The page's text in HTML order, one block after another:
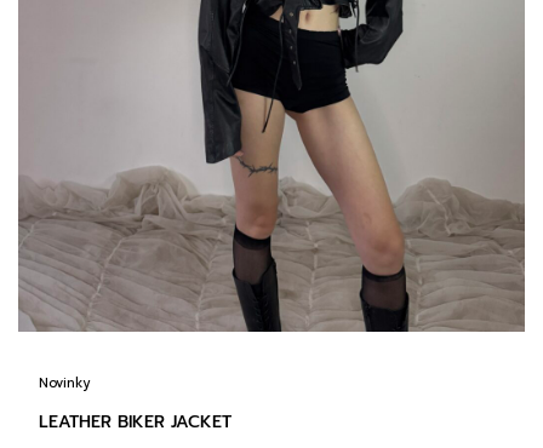
Novinky
LEATHER BIKER JACKET